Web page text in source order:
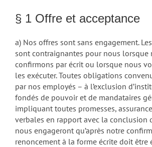
§ 1 Offre et acceptance
a) Nos offres sont sans engagement.
sont contraignantes pour nous lorsque
confirmons par écrit ou lorsque nous
les exécuter. Toutes obligations
par nos employés – à l’exclusion
fondés de pouvoir et de mandataires
impliquant toutes promesses,
verbales en rapport avec la conclusion
nous engageront qu’après notre
renoncement à la forme écrite doit être